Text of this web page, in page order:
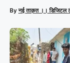
Byनई ताक़त ।। डिजिटल